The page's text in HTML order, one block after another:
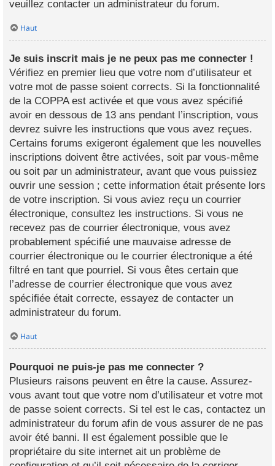
veuillez contacter un administrateur du forum.
Haut
Je suis inscrit mais je ne peux pas me connecter !
Vérifiez en premier lieu que votre nom d’utilisateur et
votre mot de passe soient corrects. Si la fonctionnalité
de la COPPA est activée et que vous avez spécifié
avoir en dessous de 13 ans pendant l’inscription, vous
devrez suivre les instructions que vous avez reçues.
Certains forums exigeront également que les nouvelles
inscriptions doivent être activées, soit par vous-même
ou soit par un administrateur, avant que vous puissiez
ouvrir une session ; cette information était présente lors
de votre inscription. Si vous aviez reçu un courrier
électronique, consultez les instructions. Si vous ne
recevez pas de courrier électronique, vous avez
probablement spécifié une mauvaise adresse de
courrier électronique ou le courrier électronique a été
filtré en tant que pourriel. Si vous êtes certain que
l’adresse de courrier électronique que vous avez
spécifiée était correcte, essayez de contacter un
administrateur du forum.
Haut
Pourquoi ne puis-je pas me connecter ?
Plusieurs raisons peuvent en être la cause. Assurez-
vous avant tout que votre nom d’utilisateur et votre mot
de passe soient corrects. Si tel est le cas, contactez un
administrateur du forum afin de vous assurer de ne pas
avoir été banni. Il est également possible que le
propriétaire du site internet ait un problème de